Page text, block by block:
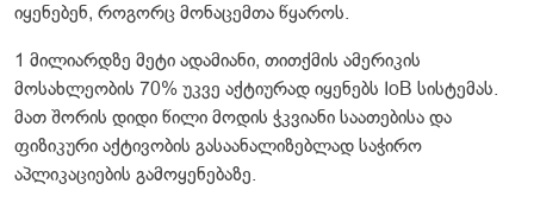
იყენებენ, როგორც მონაცემთა წყაროს.
1 მილიარდზე მეტი ადამიანი, თითქმის ამერიკის
მოსახლეობის 70% უკვე აქტიურად იყენებს IoB სისტემას.
მათ შორის დიდი წილი მოდის ჭკვიანი საათებისა და
ფიზიკური აქტივობის გასაანალიზებლად საჭირო
აპლიკაციების გამოყენებაზე.